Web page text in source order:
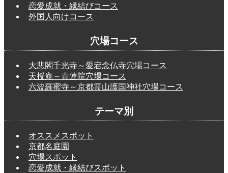
恋愛成就・縁結びコース
外国人向けコース
穴場コース
大悲閣千光寺～愛宕念仏寺穴場コース
天授庵～青蓮院穴場コース
六波羅蜜寺～京都霊山護国神社穴場コース
テーマ別
オススメスポット
京都名庭園
穴場スポット
恋愛成就・縁結びスポット